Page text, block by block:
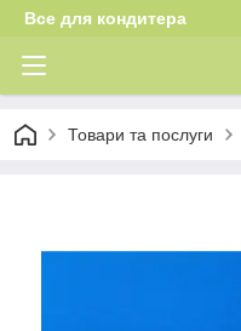
Все для кондитера
Товари та послуги